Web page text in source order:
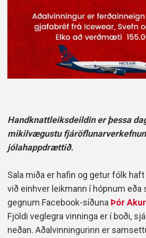
Handknattleiksdeildin er þessa
mikilvægustu
jólahappdrættið.
Sala miða er hafin og getur fólk
við einhver leikmann í hópnum eða
gegnum Facebook-síðuna Þór
Fjöldi veglegra vinninga er í boði,
neðan. Aðalvinningurinn er